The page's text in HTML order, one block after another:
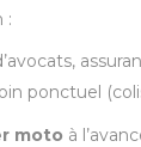
:
ponctuel
moto à